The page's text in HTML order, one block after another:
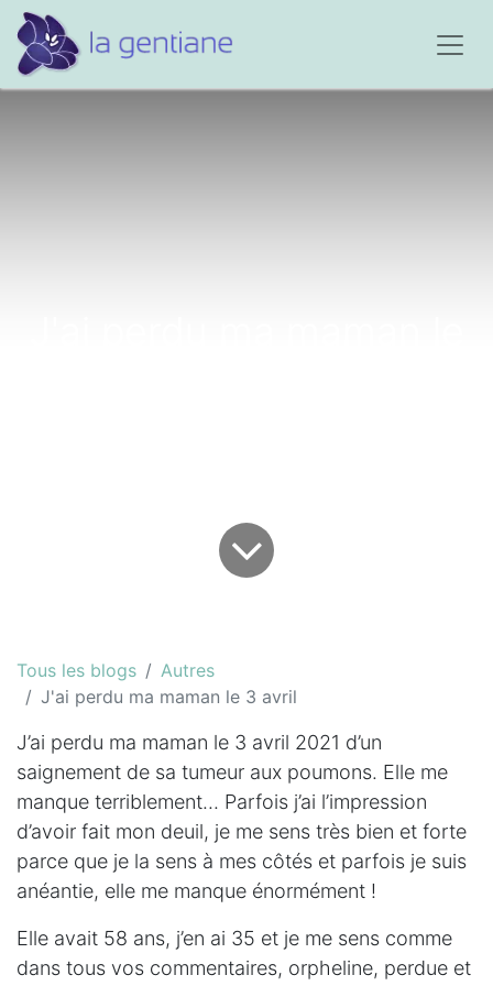
Tous les blogs
Autres
J'ai perdu ma maman le 3 avril
J’ai perdu ma maman le 3 avril 2021 d’un
saignement de sa tumeur aux poumons. Elle me
manque terriblement... Parfois j’ai l’impression
d’avoir fait mon deuil, je me sens très bien et forte
parce que je la sens à mes côtés et parfois je suis
anéantie, elle me manque énormément !
Elle avait 58 ans, j’en ai 35 et je me sens comme
dans tous vos commentaires, orpheline, perdue et